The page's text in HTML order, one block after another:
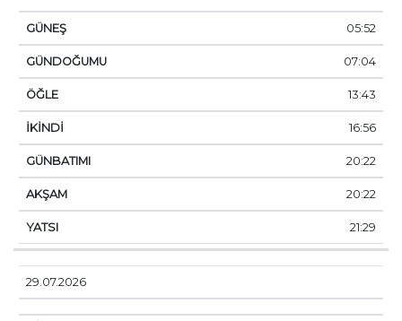
05:52
07:04
13:43
16:56
20:22
20:22
21:29
29.07.2026